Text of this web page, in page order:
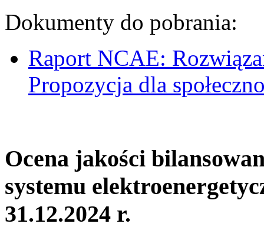
Dokumenty do pobrania:
Raport NCAE:
Propozycja dla
Ocena jakości
systemu
31.12.2024 r.